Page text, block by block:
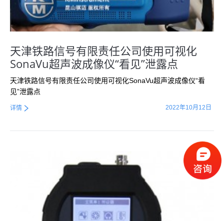
天津铁路信号有限责任公司使用可视化
SonaVu超声波成像仪“看见”泄露点
天津铁路信号有限责任公司使用可视化SonaVu超声波成像仪“看
见”泄露点
2022年10月12日
详情